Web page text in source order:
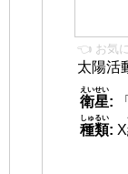
👈 お気
太陽活
衛星
えいせい
:
種類
しゅるい
: X